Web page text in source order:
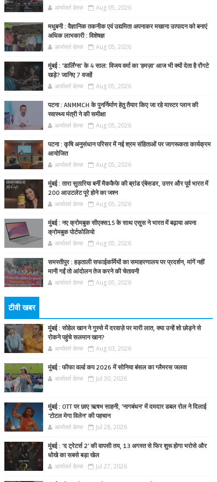
आर्यावर्त डेस्क Aug 05, 2026
मधुबनी : वैज्ञानिक तकनीक एवं उद्यमिता अपनाकर मखाना उत्पादन को बनाएं
अधिक लाभकारी : विशेषज्ञ
आर्यावर्त डेस्क Aug 05, 2026
मुंबई : 'डार्लिंग्स' के 4 साल: विजय वर्मा का 'हमज़ा' आज भी क्यों देता है रोंगटे
खड़े? जानिए 7 वजहें
आर्यावर्त डेस्क Aug 05, 2026
पटना : ANMMCH के पुनर्निर्माण हेतु तैयार किए जा रहे मास्टर प्लान की
स्वास्थ्य मंत्री ने की समीक्षा
आर्यावर्त डेस्क Aug 05, 2026
पटना : कृषि अनुसंधान परिसर में नई श्रम संहिताओं पर जागरूकता कार्यक्रम
आयोजित
आर्यावर्त डेस्क Aug 05, 2026
मुंबई : तारा सुतारिया बनीं मैककैफे की ब्रांड एंबेसडर, उत्तर और पूर्व भारत में
200 आउटलेट पूरे होने का जश्न
आर्यावर्त डेस्क Aug 05, 2026
मुंबई : नए क्रोमबुक सीएक्स15 के साथ एसुस ने भारत में बढ़ाया अपना
क्रोमबुक पोर्टफोलियो
आर्यावर्त डेस्क Aug 05, 2026
समस्तीपुर : हड़ताली सफाईकर्मियों का समाहरणालय पर प्रदर्शन, मांगें नहीं
मानी गईं तो आंदोलन तेज करने की चेतावनी
आर्यावर्त डेस्क Aug 05, 2026
टीवी खबर
मुंबई : सोहेल खान ने गुस्से में दरवाज़े पर मारी लात, क्या उन्हें शो छोड़ने से
रोकने पहुंचे सलमान खान?
आर्यावर्त डेस्क Aug 03, 2026
मुंबई : फीफा वर्ल्ड कप 2026 में सोनिया बंसल का ग्लैमरस जलवा
आर्यावर्त डेस्क Jul 30, 2026
मुंबई : OTT पर छाए ऋषभ साहनी, 'नागबंधन' में दमदार डबल रोल ने दिलाई
'टोटल मेगा विलेन' की पहचान
आर्यावर्त डेस्क Jul 28, 2026
मुंबई : 'द ट्रेटर्स 2' की वापसी तय, 13 अगस्त से फिर शुरू होगा भरोसे और
धोखे का सबसे बड़ा खेल
आर्यावर्त डेस्क Jul 27, 2026